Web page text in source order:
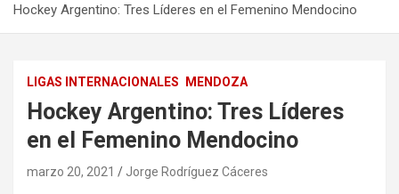
Hockey Argentino: Tres Líderes en el Femenino Mendocino
LIGAS INTERNACIONALES MENDOZA
Hockey Argentino: Tres Líderes
en el Femenino Mendocino
marzo 20, 2021 Jorge Rodríguez Cáceres